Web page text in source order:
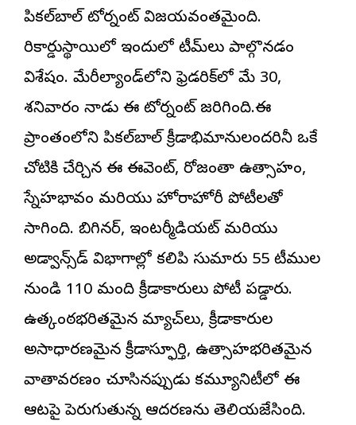
పికల్‌బాల్ టోర్నమెంట్ విజయవంతమైంది.
రికార్డుస్థాయిలో ఇందులో టీమ్‌లు పాల్గొనడం
విశేషం. మేరీల్యాండ్‌లోని ఫ్రెడరిక్‌లో మే 30,
శనివారం నాడు ఈ టోర్నమెంట్ జరిగింది.ఈ
ప్రాంతంలోని పికల్‌బాల్ క్రీడాభిమానులందరినీ ఒకే
చోటికి చేర్చిన ఈ ఈవెంట్, రోజంతా ఉత్సాహం,
స్నేహభావం మరియు హోరాహోరీ పోటీలతో
సాగింది. బిగినర్, ఇంటర్మీడియట్ మరియు
అడ్వాన్స్‌డ్ విభాగాల్లో కలిపి సుమారు 55 టీముల
నుండి 110 మంది క్రీడాకారులు పోటీ పడ్డారు.
ఉత్కంఠభరితమైన మ్యాచ్‌లు, క్రీడాకారుల
అసాధారణమైన క్రీడాస్ఫూర్తి, ఉత్సాహభరితమైన
వాతావరణం చూసినప్పుడు కమ్యూనిటీలో ఈ
ఆటపై పెరుగుతున్న ఆదరణను తెలియజేసింది.